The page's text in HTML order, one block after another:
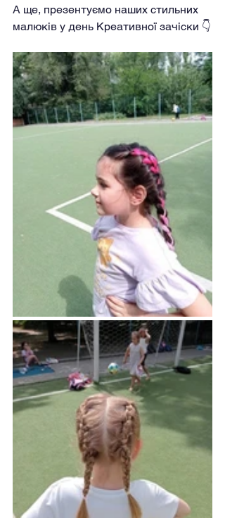
А ще, презентуємо наших стильних
малюків у день Креативної зачіски 👇